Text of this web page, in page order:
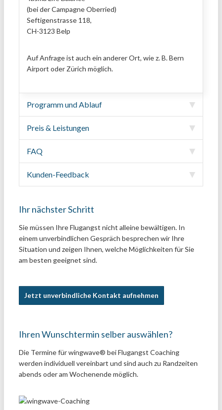
(bei der Campagne Oberried)
Seftigenstrasse 118,
CH-3123 Belp
Auf Anfrage ist auch ein anderer Ort, wie z. B. Bern
Airport oder Zürich möglich.
Programm und Ablauf
Preis & Leistungen
FAQ
Kunden-Feedback
Ihr nächster Schritt
Sie müssen Ihre Flugangst nicht alleine bewältigen. In
einem unverbindlichen Gespräch besprechen wir Ihre
Situation und zeigen Ihnen, welche Möglichkeiten für Sie
am besten geeignet sind.
Jetzt unverbindliche Kontakt aufnehmen
Ihren Wunschtermin selber auswählen?
Die Termine für wingwave® bei Flugangst Coaching
werden individuell vereinbart und sind auch zu Randzeiten
abends oder am Wochenende möglich.